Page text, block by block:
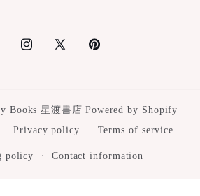
Instagram
X
Pinterest
Books 星渡書店 Powered by Shopify
Privacy policy Terms of service
policy Contact information